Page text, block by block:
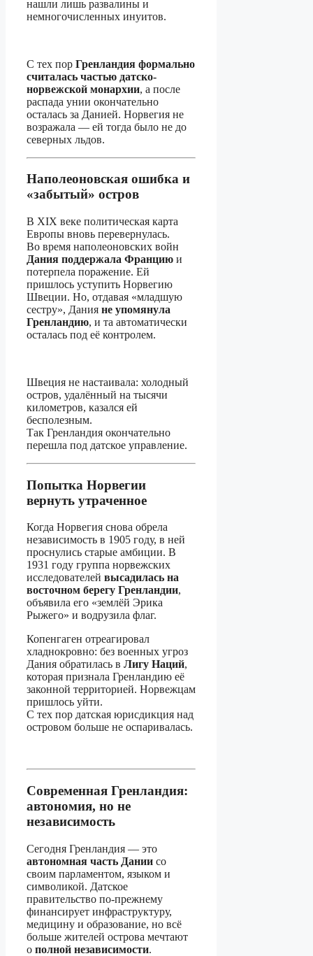
нашли лишь развалины и
немногочисленных инуитов.
С тех пор Гренландия формально
считалась частью датско-
норвежской монархии, а после
распада унии окончательно
осталась за Данией. Норвегия не
возражала — ей тогда было не до
северных льдов.
Наполеоновская ошибка и
«забытый» остров
В XIX веке политическая карта
Европы вновь перевернулась.
Во время наполеоновских войн
Дания поддержала Францию и
потерпела поражение. Ей
пришлось уступить Норвегию
Швеции. Но, отдавая «младшую
сестру», Дания не упомянула
Гренландию, и та автоматически
осталась под её контролем.
Швеция не настаивала: холодный
остров, удалённый на тысячи
километров, казался ей
бесполезным.
Так Гренландия окончательно
перешла под датское управление.
Попытка Норвегии
вернуть утраченное
Когда Норвегия снова обрела
независимость в 1905 году, в ней
проснулись старые амбиции. В
1931 году группа норвежских
исследователей высадилась на
восточном берегу Гренландии,
объявила его «землёй Эрика
Рыжего» и водрузила флаг.
Копенгаген отреагировал
хладнокровно: без военных угроз
Дания обратилась в Лигу Наций,
которая признала Гренландию её
законной территорией. Норвежцам
пришлось уйти.
С тех пор датская юрисдикция над
островом больше не оспаривалась.
Современная Гренландия:
автономия, но не
независимость
Сегодня Гренландия — это
автономная часть Дании со
своим парламентом, языком и
символикой. Датское
правительство по-прежнему
финансирует инфраструктуру,
медицину и образование, но всё
больше жителей острова мечтают
о полной независимости.